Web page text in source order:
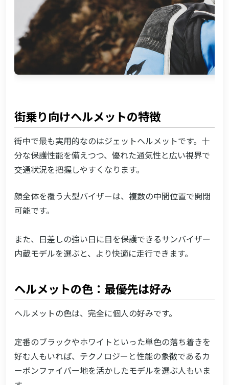
街乗り向けヘルメットの特徴
街中で最も実用的なのはジェットヘルメットです。十
分な保護性能を備えつつ、優れた通気性と広い視界で
交通状況を把握しやすくなります。
顔全体を覆う大型バイザーは、複数の中間位置で開閉
可能です。
また、日差しの強い日に目を保護できるサンバイザー
内蔵モデルを選ぶと、より快適に走行できます。
ヘルメットの色：最優先は好み
ヘルメットの色は、完全に個人の好みです。
定番のブラックやホワイトといった単色の落ち着きを
好む人もいれば、テクノロジーと性能の象徴であるカ
ーボンファイバー地を活かしたモデルを選ぶ人もいま